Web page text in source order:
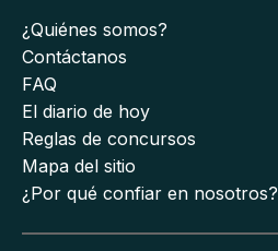
¿Quiénes somos?
Contáctanos
FAQ
El diario de hoy
Reglas de concursos
Mapa del sitio
¿Por qué confiar en nosotros?